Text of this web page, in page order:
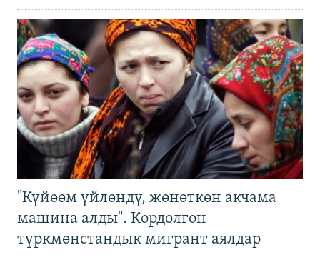
"Күйөөм үйлөндү, жөнөткөн акчама
машина алды". Кордолгон
түркмөнстандык мигрант аялдар